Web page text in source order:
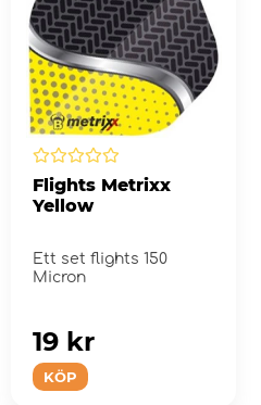
Flights Metrixx
Yellow
Ett set flights 150
Micron
KÖP
19 kr